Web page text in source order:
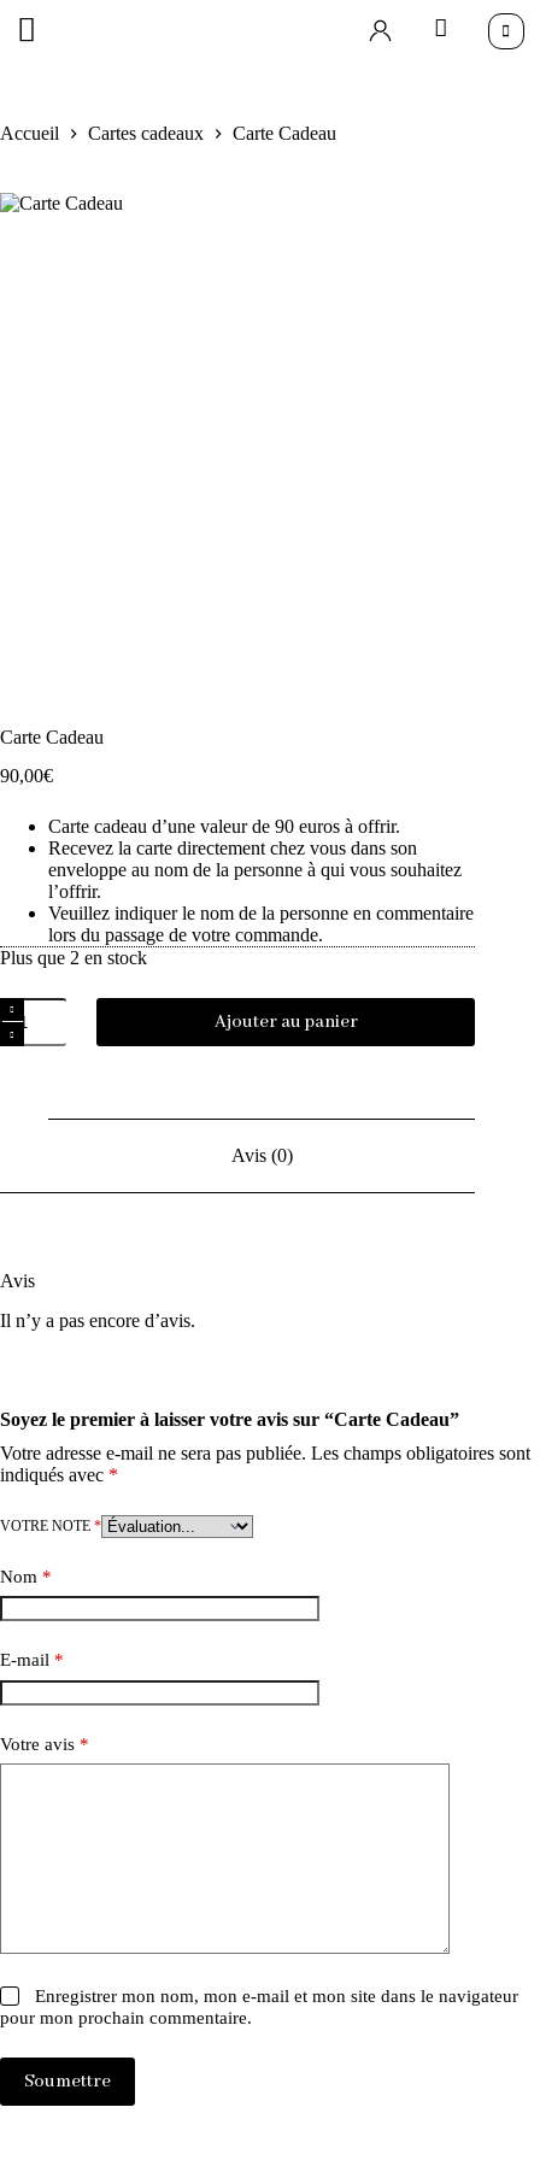
Accueil Cartes cadeaux Carte Cadeau
Carte Cadeau
90,00€
Carte cadeau d’une valeur de 90 euros à offrir.
Recevez la carte directement chez vous dans son
enveloppe au nom de la personne à qui vous souhaitez
l’offrir.
Veuillez indiquer le nom de la personne en commentaire
lors du passage de votre commande.
Plus que 2 en stock
Ajouter au panier
Avis (0)
Avis
Il n’y a pas encore d’avis.
Soyez le premier à laisser votre avis sur “Carte Cadeau”
Votre adresse e-mail ne sera pas publiée. Les champs obligatoires sont
indiqués avec *
VOTRE NOTE *
Nom *
E-mail *
Votre avis *
Enregistrer mon nom, mon e-mail et mon site dans le navigateur
pour mon prochain commentaire.
Soumettre